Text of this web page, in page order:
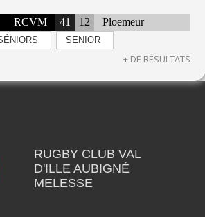
RCVM 41 12 Ploemeur
SENIOR
+ DE RÉSULTATS
RUGBY CLUB VAL
D'ILLE AUBIGNÉ
MELESSE